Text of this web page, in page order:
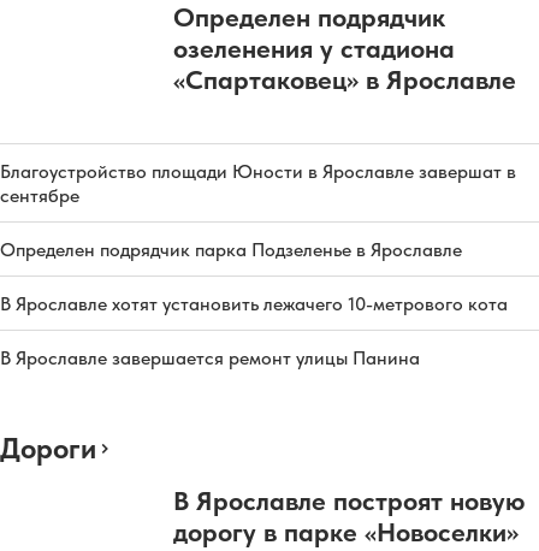
Определен подрядчик
озеленения у стадиона
«Спартаковец» в Ярославле
Благоустройство площади Юности в Ярославле завершат в
сентябре
Определен подрядчик парка Подзеленье в Ярославле
В Ярославле хотят установить лежачего 10-метрового кота
В Ярославле завершается ремонт улицы Панина
Дороги
В Ярославле построят новую
дорогу в парке «Новоселки»